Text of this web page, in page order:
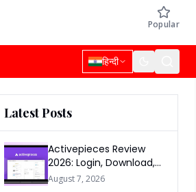
Popular
हिन्दी
Latest Posts
Activepieces Review
2026: Login, Download,
AI, Pricing, Automation &
August 7, 2026